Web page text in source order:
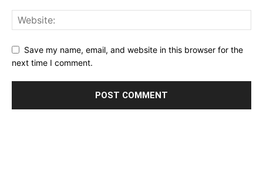
Save my name, email, and website in this browser for the
next time I comment.